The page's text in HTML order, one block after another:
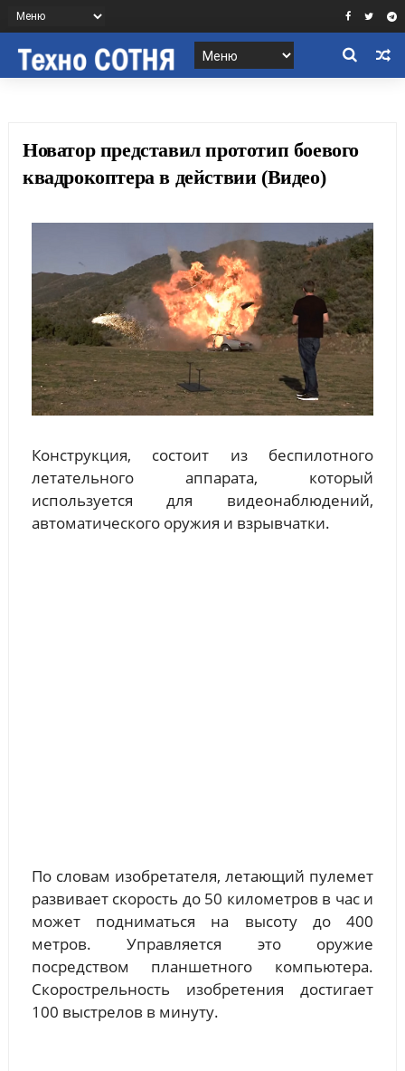
Новатор представил прототип боевого
квадрокоптера в действии (Видео)
Конструкция, состоит из беспилотного
летательного аппарата, который
используется для видеонаблюдений,
автоматического оружия и взрывчатки.
По словам изобретателя, летающий пулемет
развивает скорость до 50 километров в час и
может подниматься на высоту до 400
метров. Управляется это оружие
посредством планшетного компьютера.
Скорострельность изобретения достигает
100 выстрелов в минуту.